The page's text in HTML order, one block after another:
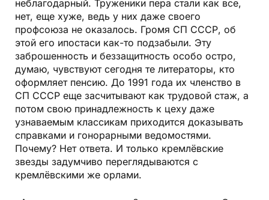
неблагодарный. Труженики пера стали как все,
нет, еще хуже, ведь у них даже своего
профсоюза не оказалось. Громя СП СССР, об
этой его ипостаси как-то подзабыли. Эту
заброшенность и беззащитность особо остро,
думаю, чувствуют сегодня те литераторы, кто
оформляет пенсию. До 1991 года их членство в
СП СССР еще засчитывают как трудовой стаж, а
потом свою принадлежность к цеху даже
узнаваемым классикам приходится доказывать
справками и гонорарными ведомостями.
Почему? Нет ответа. И только кремлёвские
звезды задумчиво переглядываются с
кремлёвскими же орлами.